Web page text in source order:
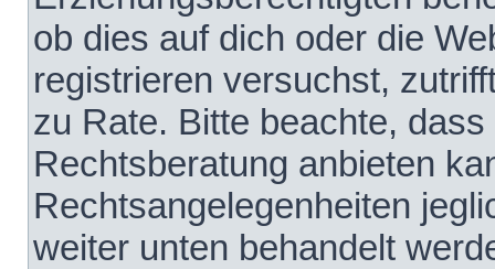
ob dies auf dich oder die
registrieren versuchst,
zu Rate. Bitte beachte,
Rechtsberatung anbieten
Rechtsangelegenheiten
weiter unten behandelt